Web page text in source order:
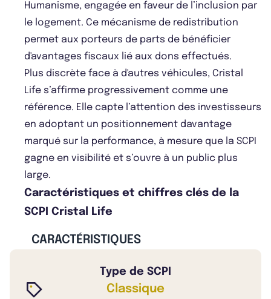
Humanisme, engagée en faveur de l’inclusion par
le logement. Ce mécanisme de redistribution
permet aux porteurs de parts de bénéficier
d'avantages fiscaux lié aux dons effectués.
Plus discrète face à d'autres véhicules, Cristal
Life s’affirme progressivement comme une
référence. Elle capte l’attention des investisseurs
en adoptant un positionnement davantage
marqué sur la performance, à mesure que la SCPI
gagne en visibilité et s’ouvre à un public plus
large.
Caractéristiques et chiffres clés de la
SCPI Cristal Life
CARACTÉRISTIQUES
Type de SCPI
Classique